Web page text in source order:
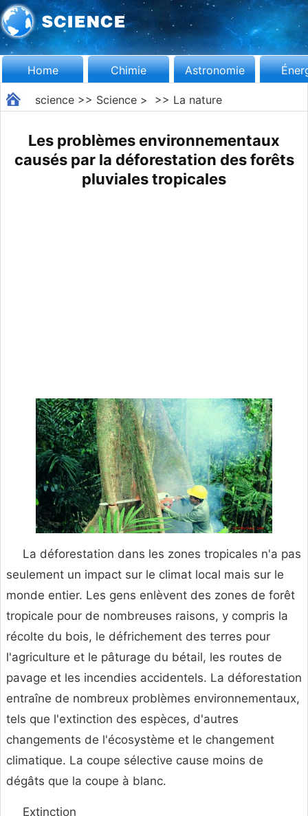
Home Chimie Astronomie
science>> Science> >> La nature
Les problèmes environnementaux
causés par la déforestation des forêts
pluviales tropicales
La déforestation dans les zones tropicales n'a pas
seulement un impact sur le climat local mais sur le
monde entier. Les gens enlèvent des zones de forêt
tropicale pour de nombreuses raisons, y compris la
récolte du bois, le défrichement des terres pour
l'agriculture et le pâturage du bétail, les routes de
pavage et les incendies accidentels. La déforestation
entraîne de nombreux problèmes environnementaux,
tels que l'extinction des espèces, d'autres
changements de l'écosystème et le changement
climatique. La coupe sélective cause moins de
dégâts que la coupe à blanc.
Extinction